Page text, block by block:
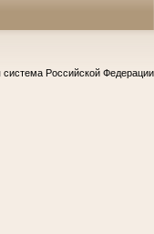
система Российской